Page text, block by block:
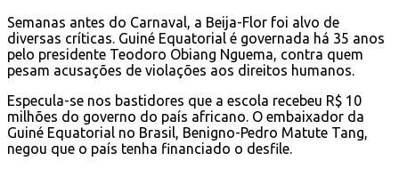
Semanas antes do Carnaval, a Beija-Flor foi alvo de
diversas críticas. Guiné Equatorial é governada há 35 anos
pelo presidente Teodoro Obiang Nguema, contra quem
pesam acusações de violações aos direitos humanos.
Especula-se nos bastidores que a escola recebeu R$ 10
milhões do governo do país africano. O embaixador da
Guiné Equatorial no Brasil, Benigno-Pedro Matute Tang,
negou que o país tenha financiado o desfile.